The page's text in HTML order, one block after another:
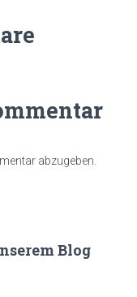
abzugeben.
Blog